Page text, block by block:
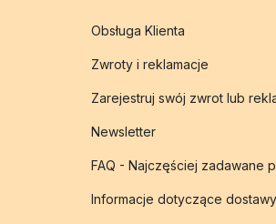
Obsługa Klienta
Zwroty i reklamacje
Zarejestruj swój zwrot lub
Newsletter
FAQ - Najczęściej zadawane
Informacje dotyczące dostawy